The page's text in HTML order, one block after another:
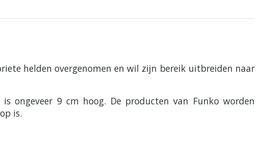
helden overgenomen en wil zijn bereik uitbreiden naar
ongeveer 9 cm hoog. De producten van Funko worden
is.